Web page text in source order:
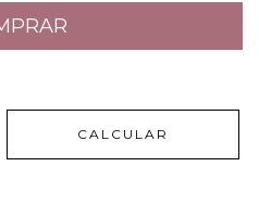
CALCULAR